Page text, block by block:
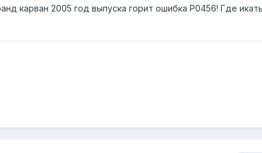
карван 2005 год выпуска горит ошибка P0456! Где